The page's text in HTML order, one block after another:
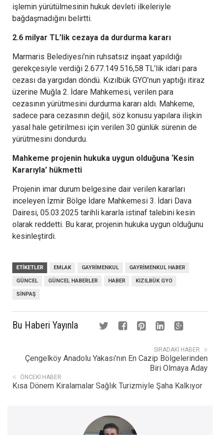
işlemin yürütülmesinin hukuk devleti ilkeleriyle
bağdaşmadığını belirtti.
2.6 milyar TL’lik cezaya da durdurma kararı
Marmaris Belediyesi’nin ruhsatsız inşaat yapıldığı
gerekçesiyle verdiği 2.677.149.516,58 TL’lik idari para
cezası da yargıdan döndü. Kızılbük GYO’nun yaptığı itiraz
üzerine Muğla 2. İdare Mahkemesi, verilen para
cezasının yürütmesini durdurma kararı aldı. Mahkeme,
sadece para cezasının değil, söz konusu yapılara ilişkin
yasal hale getirilmesi için verilen 30 günlük sürenin de
yürütmesini dondurdu.
Mahkeme projenin hukuka uygun olduğuna ‘Kesin
Kararıyla’ hükmetti
Projenin imar durum belgesine dair verilen kararları
inceleyen İzmir Bölge İdare Mahkemesi 3. İdari Dava
Dairesi, 05.03.2025 tarihli kararla istinaf talebini kesin
olarak reddetti. Bu karar, projenin hukuka uygun olduğunu
kesinleştirdi.
ETIKETLER EMLAK GAYRIMENKUL GAYRIMENKUL HABER
GÜNCEL GÜNCEL HABERLER HABER KIZILBÜK GYO
SINPAŞ
Bu Haberi Yayınla
SIRADAKI HABER
Çengelköy Anadolu Yakası’nın En Cazip Bölgelerinden
Biri Olmaya Aday
ÖNCEKI HABER
Kısa Dönem Kiralamalar Sağlık Turizmiyle Şaha Kalkıyor